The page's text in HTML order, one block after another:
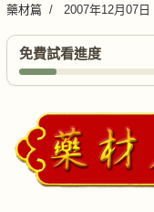
藥材篇 2007年12月07日
免費試看進度